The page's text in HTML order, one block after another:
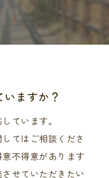
ますか？
ています。
てはご相談くださ
不得意があります
せていただきたい